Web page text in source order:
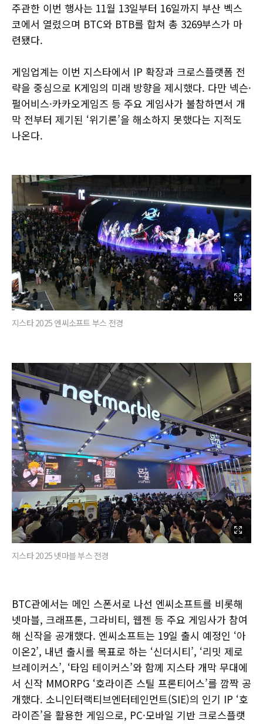
주관한 이번 행사는 11월 13일부터 16일까지 부산 벡스
코에서 열렸으며 BTC와 BTB를 합쳐 총 3269부스가 마
련됐다.
게임업계는 이번 지스타에서 IP 확장과 크로스플랫폼 전
략을 중심으로 K게임의 미래 방향을 제시했다. 다만 넥슨·
펄어비스·카카오게임즈 등 주요 게임사가 불참하면서 개
막 전부터 제기된 ‘위기론’을 해소하지 못했다는 지적도
나온다.
지스타 2025 엔씨소프트 부스 전경
지스타 2025 넷마블 부스 전경
BTC관에서는 메인 스폰서로 나선 엔씨소프트를 비롯해
넷마블, 크래프톤, 그라비티, 웹젠 등 주요 게임사가 참여
해 신작을 공개했다. 엔씨소프트는 19일 출시 예정인 ‘아
이온2’, 내년 출시를 목표로 하는 ‘신더시티’, ‘리밋 제로
브레이커스’, ‘타임 테이커스’와 함께 지스타 개막 무대에
서 신작 MMORPG ‘호라이즌 스틸 프론티어스’를 깜짝 공
개했다. 소니인터랙티브엔터테인먼트(SIE)의 인기 IP ‘호
라이즌’을 활용한 게임으로, PC·모바일 기반 크로스플랫